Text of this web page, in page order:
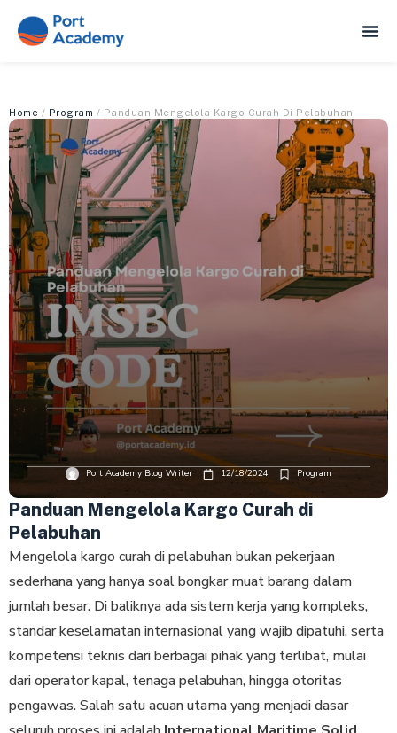
Home / Program / Panduan Mengelola Kargo Curah Di Pelabuhan
Port Academy Blog Writer 12/18/2024 Program
Panduan Mengelola Kargo Curah di
Pelabuhan
Mengelola kargo curah di pelabuhan bukan pekerjaan
sederhana yang hanya soal bongkar muat barang dalam
jumlah besar. Di baliknya ada sistem kerja yang kompleks,
standar keselamatan internasional yang wajib dipatuhi, serta
kompetensi teknis dari berbagai pihak yang terlibat, mulai
dari operator kapal, tenaga pelabuhan, hingga otoritas
pengawas. Salah satu acuan utama yang menjadi dasar